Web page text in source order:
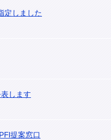
定しました
します
提案窓口